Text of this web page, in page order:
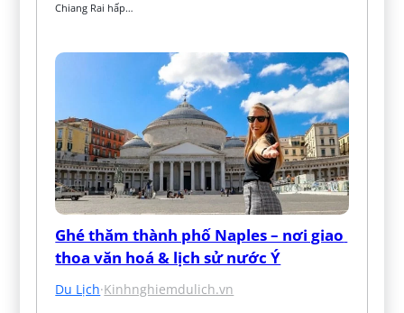
Chiang Rai hấp…
Ghé thăm thành phố Naples – nơi giao
thoa văn hoá & lịch sử nước Ý
Du Lịch·Kinhnghiemdulich.vn